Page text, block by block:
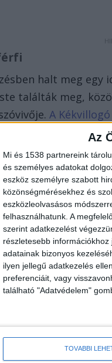
Az
Mi és 1538 partnereink
és személyes adatokat
eszköz személyre szabott
közönségmérésekhez és
eszközleolvasásos
felhasználhatunk. A
szerint adatkezelést
részletesebb
adatainak bizonyos
ilyen jellegű adatkezelés
preferenciáit, vagy
található "Adatvédelem"
TOVÁBBI
halt meg egy
találták meg,
A
is többen